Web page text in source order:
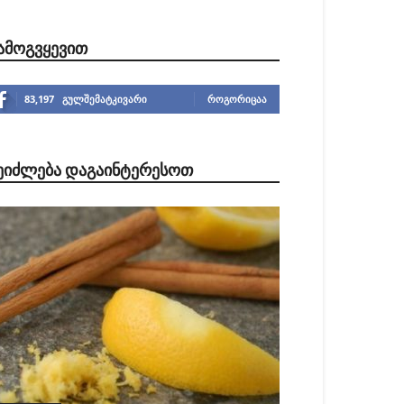
83,197 გულშემატკივარი ᲠᲝᲒᲝᲠᲘᲪᲐᲐ
ᲓᲐᲒᲐᲘᲜᲢᲔᲠᲔᲡᲝᲗ